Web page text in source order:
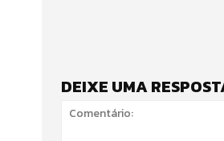
DEIXE UMA